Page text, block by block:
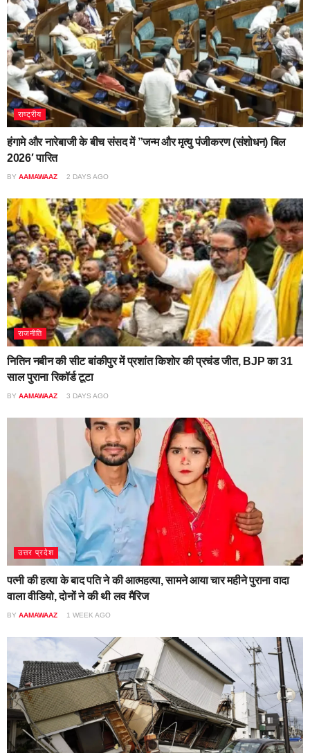
राष्ट्रीय
हंगामे और नारेबाजी के बीच संसद में ”जन्म और मृत्यु पंजीकरण (संशोधन) बिल
2026′ पारित
BY AAMAWAAZ 2 DAYS AGO
राजनीति
नितिन नबीन की सीट बांकीपुर में प्रशांत किशोर की प्रचंड जीत, BJP का 31
साल पुराना रिकॉर्ड टूटा
BY AAMAWAAZ 3 DAYS AGO
उत्तर प्रदेश
पत्नी की हत्या के बाद पति ने की आत्महत्या, सामने आया चार महीने पुराना वादा
वाला वीडियो, दोनों ने की थी लव मैरिज
BY AAMAWAAZ 1 WEEK AGO